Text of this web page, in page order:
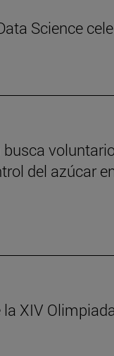
Science
del azúcar
XIV